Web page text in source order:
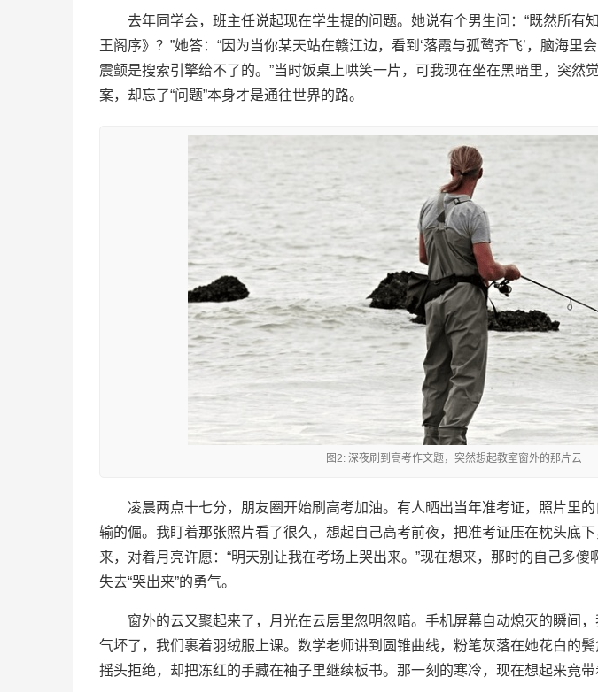
去年同学会，班主任说起现在学生提的问题。她说有个男生问：“既然所有
王阁序》？”她答：“因为当你某天站在赣江边，看到‘落霞与孤鹜齐飞’，脑海里
震颤是搜索引擎给不了的。”当时饭桌上哄笑一片，可我现在坐在黑暗里，突
案，却忘了“问题”本身才是通往世界的路。
图2: 深夜刷到高考作文题，突然想起教室窗外的那片云
凌晨两点十七分，朋友圈开始刷高考加油。有人晒出当年准考证，照片里
输的倔。我盯着那张照片看了很久，想起自己高考前夜，把准考证压在枕头底
来，对着月亮许愿：“明天别让我在考场上哭出来。”现在想来，那时的自己多
失去“哭出来”的勇气。
窗外的云又聚起来了，月光在云层里忽明忽暗。手机屏幕自动熄灭的瞬间
气坏了，我们裹着羽绒服上课。数学老师讲到圆锥曲线，粉笔灰落在她花白的
摇头拒绝，却把冻红的手藏在袖子里继续板书。那一刻的寒冷，现在想起来竟带